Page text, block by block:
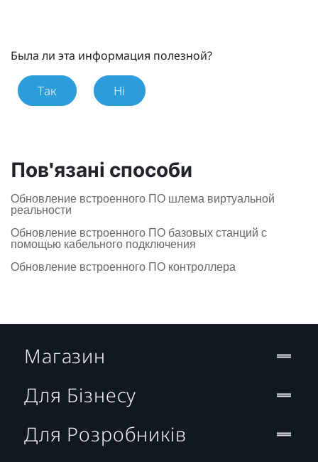
Была ли эта информация полезной?
Так Ні
Пов'язані способи
Обновление встроенного ПО шлема виртуальной
реальности
Обновление встроенного ПО базовых станций с
помощью кабельного подключения
Обновление встроенного ПО контроллера
Магазин
Для Бізнесу
Для Розробників